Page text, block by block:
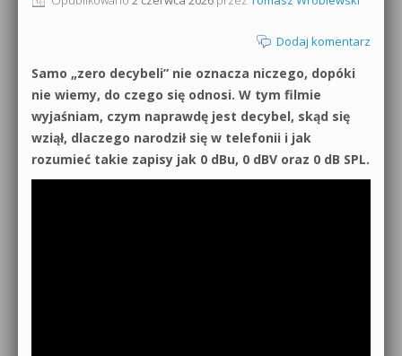
Sylenth1 od podstaw
Sound Forge od podstaw
Dubstep z syntezatorem Massive
Newsletter
Materiały dla mediów
Archiwum aktualności
Dodaj komentarz
Samo „zero decybeli” nie oznacza niczego, dopóki
nie wiemy, do czego się odnosi. W tym filmie
wyjaśniam, czym naprawdę jest decybel, skąd się
wziął, dlaczego narodził się w telefonii i jak
rozumieć takie zapisy jak 0 dBu, 0 dBV oraz 0 dB SPL.